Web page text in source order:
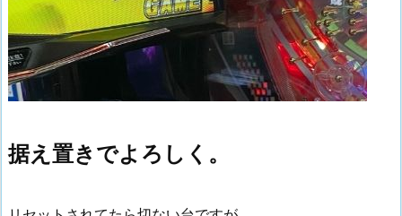
据え置きでよろしく。